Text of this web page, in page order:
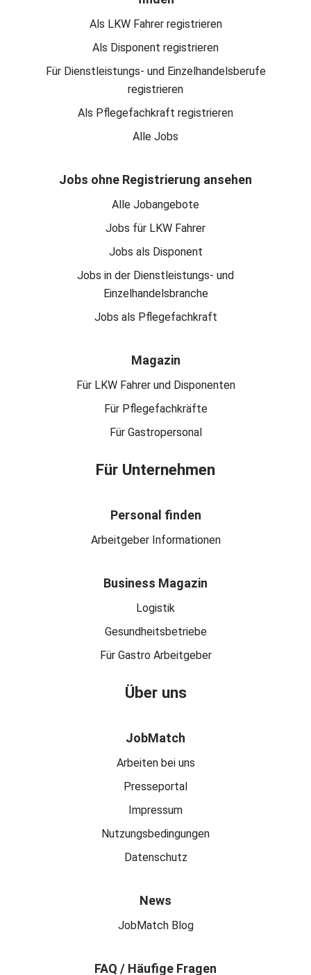
Als LKW Fahrer registrieren
Als Disponent registrieren
Für Dienstleistungs- und Einzelhandelsberufe
registrieren
Als Pflegefachkraft registrieren
Alle Jobs
Jobs ohne Registrierung ansehen
Alle Jobangebote
Jobs für LKW Fahrer
Jobs als Disponent
Jobs in der Dienstleistungs- und
Einzelhandelsbranche
Jobs als Pflegefachkraft
Magazin
Für LKW Fahrer und Disponenten
Für Pflegefachkräfte
Für Gastropersonal
Für Unternehmen
Personal finden
Arbeitgeber Informationen
Business Magazin
Logistik
Gesundheitsbetriebe
Für Gastro Arbeitgeber
Über uns
JobMatch
Arbeiten bei uns
Presseportal
Impressum
Nutzungsbedingungen
Datenschutz
News
JobMatch Blog
FAQ / Häufige Fragen